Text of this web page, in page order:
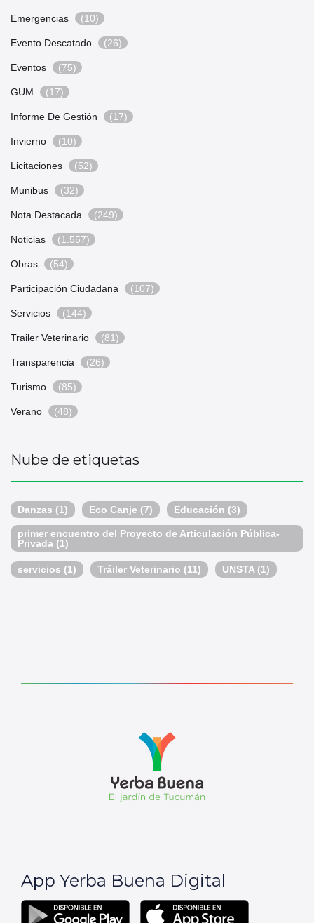
Emergencias (10)
Evento Descatado (26)
Eventos (75)
GUM (17)
Informe De Gestión (17)
Invierno (10)
Licitaciones (52)
Munibus (32)
Nota Destacada (249)
Noticias (1.557)
Obras (54)
Participación Ciudadana (107)
Servicios (144)
Trailer Veterinario (81)
Transparencia (26)
Turismo (85)
Verano (48)
Nube de etiquetas
Danzas (1) Eco Canje (7) Educación (3)
primer encuentro del Proyecto de Articulación Pública-
Privada (1)
servicios (1) Tráiler Veterinario (11) UNSTA (1)
App Yerba Buena Digital